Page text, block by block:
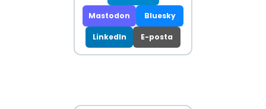
Mastodon Bluesky
LinkedIn E-posta